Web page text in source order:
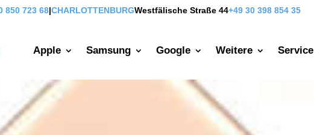
850 723 68|CHARLOTTENBURGWestfälische Straße 44+49 30 398 854 35
Apple Samsung Google Weitere Service